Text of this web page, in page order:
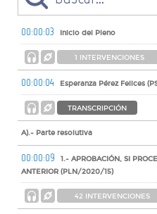
00:00:03 Inicio del Pleno
1 INTERVENCIONES
00:00:04 Esperanza Pérez Felices
TRANSCRIPCIÓN
A).- Parte resolutiva
00:00:09
1.- APROBACIÓN, SI
ANTERIOR (PLN/2020/15)
42 INTERVENCIONES